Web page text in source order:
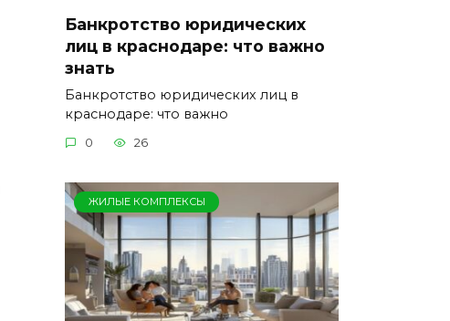
Банкротство юридических
лиц в краснодаре: что важно
знать
Банкротство юридических лиц в
краснодаре: что важно
0 26
ЖИЛЫЕ КОМПЛЕКСЫ